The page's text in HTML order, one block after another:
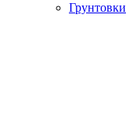
Грунтовки